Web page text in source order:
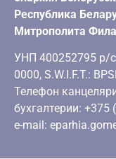
Республика
Митрополита
УНП 400252795 р/
0000, S.W.I.F.T.:
Телефон
бухгалтерии: +375
e-mail: